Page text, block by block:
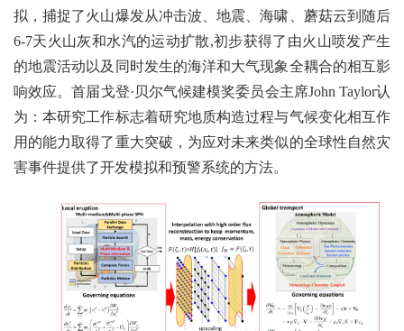
拟，捕捉了火山爆发从冲击波、地震、海啸、蘑菇云到随后
6-7天火山灰和水汽的运动扩散,初步获得了由火山喷发产生
的地震活动以及同时发生的海洋和大气现象全耦合的相互影
响效应。首届戈登·贝尔气候建模奖委员会主席John Taylor认
为：本研究工作标志着研究地质构造过程与气候变化相互作
用的能力取得了重大突破，为应对未来类似的全球性自然灾
害事件提供了开发模拟和预警系统的方法。